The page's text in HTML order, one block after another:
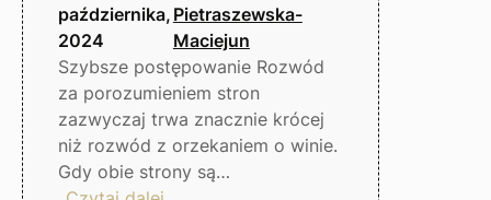
października,
2024
Pietraszewska-
Maciejun
Szybsze postępowanie Rozwód
za porozumieniem stron
zazwyczaj trwa znacznie krócej
niż rozwód z orzekaniem o winie.
Gdy obie strony są…